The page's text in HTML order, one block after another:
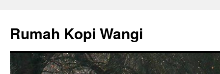
Rumah Kopi Wangi